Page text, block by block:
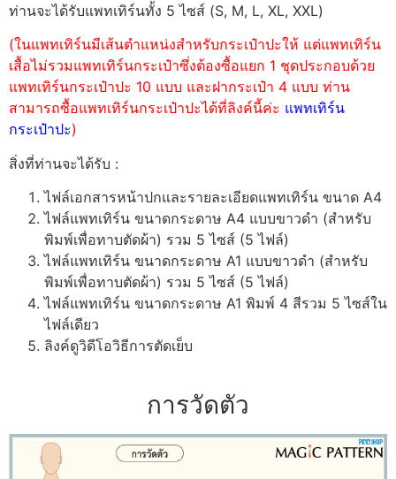
ท่านจะได้รับแพทเทิร์นทั้ง 5 ไซส์ (S, M, L, XL, XXL)
(ในแพทเทิร์นมีเส้นตำแหน่งสำหรับกระเป๋าปะให้ แต่แพทเทิร์น
เสื้อไม่รวมแพทเทิร์นกระเป๋าซึ่งต้องซื้อแยก 1 ชุดประกอบด้วย
แพทเทิร์นกระเป๋าปะ 10 แบบ และฝากระเป๋า 4 แบบ ท่าน
สามารถซื้อแพทเทิร์นกระเป๋าปะได้ที่ลิงค์นี้ค่ะ แพทเทิร์น
กระเป๋าปะ)
สิ่งที่ท่านจะได้รับ :
ไฟล์เอกสารหน้าปกและรายละเอียดแพทเทิร์น ขนาด A4
ไฟล์แพทเทิร์น ขนาดกระดาษ A4 แบบขาวดำ (สำหรับ
พิมพ์เพื่อทาบตัดผ้า) รวม 5 ไซส์ (5 ไฟล์)
ไฟล์แพทเทิร์น ขนาดกระดาษ A1 แบบขาวดำ (สำหรับ
พิมพ์เพื่อทาบตัดผ้า) รวม 5 ไซส์ (5 ไฟล์)
ไฟล์แพทเทิร์น ขนาดกระดาษ A1 พิมพ์ 4 สีรวม 5 ไซส์ใน
ไฟล์เดียว
ลิงค์ดูวิดีโอวิธีการตัดเย็บ
การวัดตัว